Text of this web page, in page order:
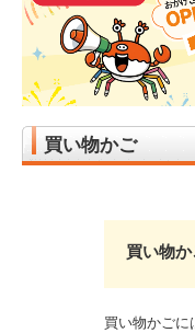
買い物かご
買い物
買い物かごに